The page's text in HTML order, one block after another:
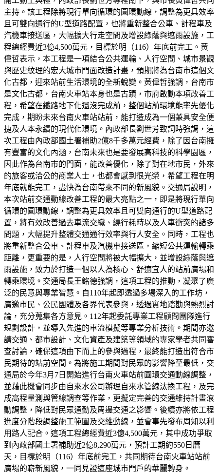
主持。該工程除將現行單向循環的圓環動線，調整為更具效率
且可雙向通行的U型道路配置，也將重新整合公車、計程車及
汽機車接送區，大幅擴大行走空間及增設綠蔭與遮雨設施，工
程總經費近3億4,500萬元，目標於明（116）年底前完工。黃
偉哲表示，本工程是一項結合公共運輸、人行空間、城市景觀
與歷史紋理的宏大城市門面改造計畫，預期將為台南市這個文
化古都，迎來站前生活環境的全新蛻變。黃偉哲強調，台南市
是文化古都，台南火車站本身也是古蹟，市府啟動本項改善工
程，希望在鐵路地下化還沒完成前，整個站前環境能率先優化
完成，期盼未來台南火車站站前，能打造成為一個兼具安全便
捷及人本永續的現代化環境。內政部長劉世芳致詞時強調，這
次工程由內政部國土署補助2億8千多萬元經費，除了因台南擁
有豐富的文化內涵，台南未來也是要發展高科技的科學園區，
因此作為台南市的門面，能改善優化，除了對在地市民，外來
的旅客或洽公的商業人士，也都會感到很光榮，希望工程在明
年底就能完工，盡快為台南帶來不同的新風貌。交通局說明，
本次站前交通動線改善工程的最大亮點之一，即是將現行單向
循環的圓環動線，調整為更具效率且可雙向通行的U型道路配
置，將有效改善過去車流交織、繞行耗時以及人車衝突的諸多
問題，大幅提升整體交通通行效率與行人安全。同時，工程也
將重新整合公車、計程車及汽機車接送區，縮短公共運輸轉乘
距離，更重要的是，人行空間將被大幅擴大，並增設綠蔭與遮
雨設施，致力於打造一個以人為核心、舒適宜人的站前廣場和
轉乘環境。交通局長王銘德強調，這項工程的推動，凝聚了廣
泛的民意與專業智慧。自110年起即透過多場深入的工作坊，
廣邀市民、公民團體及各界代表參與，透過實地踏勘與熱烈討
論，充分蒐集各方意見。112年起委託專業工程顧問團隊進行
規劃設計，並導入先進的車流模擬等專業分析技術。期間亦邀
請交通、都市設計、文化資產及建築等領域的專家學者共同審
查討論，確保這項由下而上的參與過程，最終能打造出符合市
民期待的站前空間。為將施工期間對民眾的影響降至最低，交
通局於今年3月7日開始進行台南火車站前圓環交通動線調整，
並藉此機會同步由自來水公司辦理自來水管線汰換工程，及完
成高程量測與管線調查等作業，更擬定完善的交通維持計畫滾
動調整，降低對民眾通勤及周邊交通之影響。後續亦將依工程
進度分階段調整施工範圍及交維動線，並會事先發布周知以利
用路人配合。這項工程總經費近3億4,500萬元，其中成功爭取
到內政部國土署補助近2億8,290萬元，預計工期約550日曆
天，目標於明（116）年底前完工，共同期待台南火車站站前
廣場的嶄新風貌，一同見證這座城市門戶的華麗轉身。